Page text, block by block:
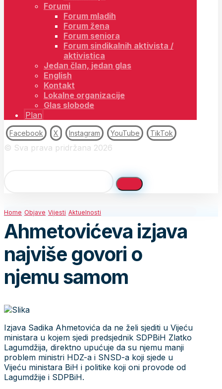
Forumi
Forum mladih
Forum žena
Forum seniora
Forum sindikalnih aktivista /
aktivistica
Jedan član, jedan glas
English
Kontakt
Lokalne organizacije
Glas slobode
Plan
Facebook X Instagram YouTube TikTok
© Sva prava pridržana 2026
Home Objave Vijesti Aktuelnosti
Ahmetovićeva izjava
najviše govori o
njemu samom
Izjava Sadika Ahmetovića da ne želi sjediti u Vijeću
ministara u kojem sjedi predsjednik SDPBiH Zlatko
Lagumdžija, direktno upućuje da su njemu manji
problem ministri HDZ-a i SNSD-a koji sjede u
Vijeću ministara BiH i politike koji oni provode od
Lagumdžije i SDPBiH.